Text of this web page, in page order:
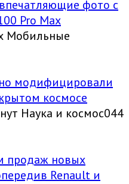
фото с
Pro Max
Мобильные
модифицировали
космосе
Наука и космос044
продаж новых
Renault и